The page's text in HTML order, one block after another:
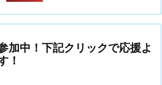
加中！下記クリックで応援よ
！